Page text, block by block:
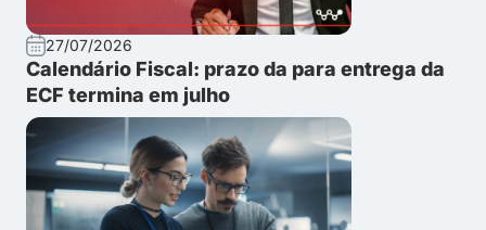
27/07/2026
Calendário Fiscal: prazo da para entrega da
ECF termina em julho